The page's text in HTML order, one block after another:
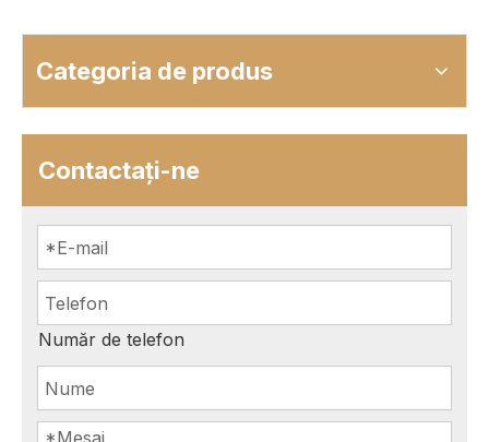
Categoria de produs
Contactaţi-ne
Număr de telefon